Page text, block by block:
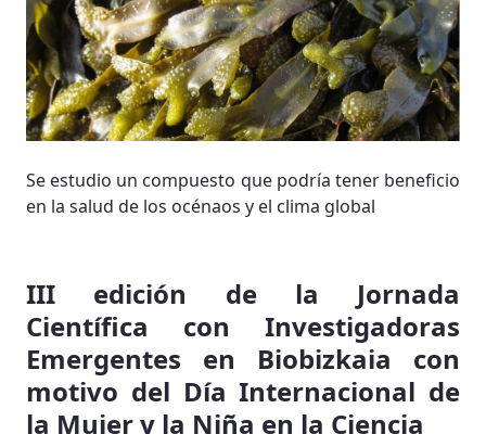
Se estudio un compuesto que podría tener beneficio
en la salud de los océnaos y el clima global
III edición de la Jornada
Científica con Investigadoras
Emergentes en Biobizkaia con
motivo del Día Internacional de
la Mujer y la Niña en la Ciencia